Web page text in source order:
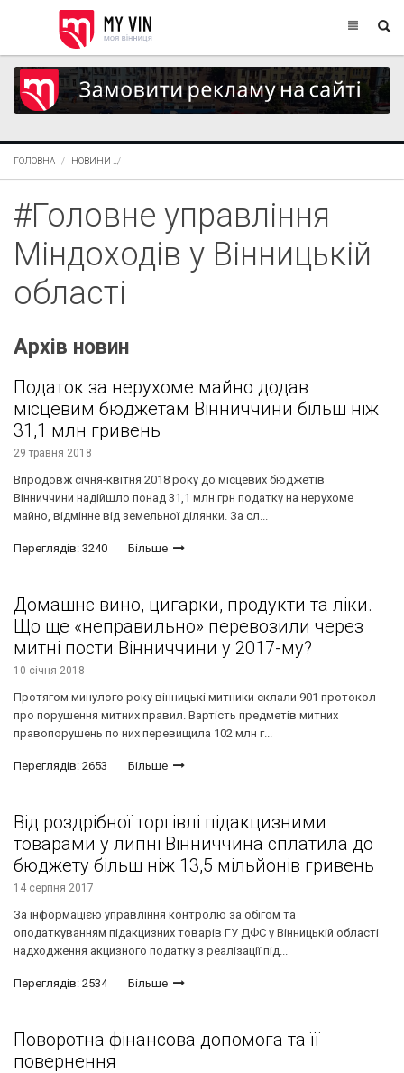
ГОЛОВНА НОВИНИ
#Головне управління
Міндоходів у Вінницькій
області
Архів новин
Податок за нерухоме майно додав
місцевим бюджетам Вінниччини більш ніж
31,1 млн гривень
29 травня 2018
Впродовж січня-квітня 2018 року до місцевих бюджетів
Вінниччини надійшло понад 31,1 млн грн податку на нерухоме
майно, відмінне від земельної ділянки. За сл...
Переглядів: 3240 Більше
Домашнє вино, цигарки, продукти та ліки.
Що ще «неправильно» перевозили через
митні пости Вінниччини у 2017-му?
10 січня 2018
Протягом минулого року вінницькі митники склали 901 протокол
про порушення митних правил. Вартість предметів митних
правопорушень по них перевищила 102 млн г...
Переглядів: 2653 Більше
Від роздрібної торгівлі підакцизними
товарами у липні Вінниччина сплатила до
бюджету більш ніж 13,5 мільйонів гривень
14 серпня 2017
За інформацією управління контролю за обігом та
оподаткуванням підакцизних товарів ГУ ДФС у Вінницькій області
надходження акцизного податку з реалізації під...
Переглядів: 2534 Більше
Поворотна фінансова допомога та її
повернення